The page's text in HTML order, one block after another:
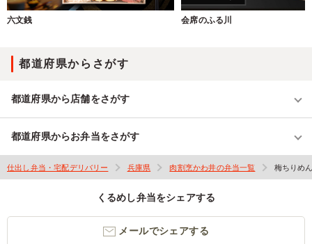
六文銭 会席のふる川
都道府県からさがす
都道府県から店舗をさがす
都道府県からお弁当をさがす
仕出し弁当・宅配デリバリー 兵庫県 肉割烹かわ井の弁当一覧 梅ちりめ
くるめし弁当をシェアする
メールでシェアする